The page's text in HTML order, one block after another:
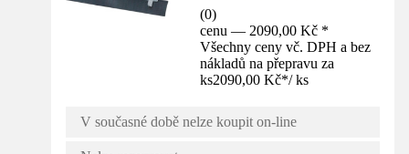
(0)
cenu — 2090,00 Kč *
Všechny ceny vč. DPH a bez
nákladů na přepravu za
ks2090,00 Kč*/ ks
V současné době nelze koupit on-line